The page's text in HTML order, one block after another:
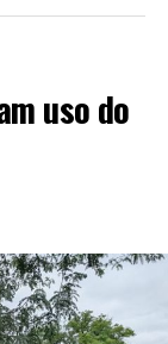
uso do